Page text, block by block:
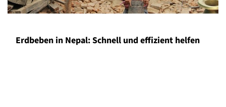
Erdbeben in Nepal: Schnell und effizient helfen